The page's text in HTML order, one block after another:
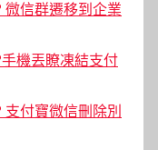
信群遷移到企業
機丟瞭凍結支付
付寶微信刪除別